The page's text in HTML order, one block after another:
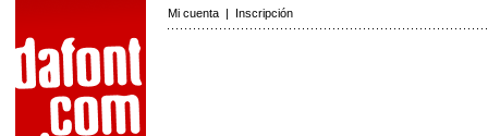
Mi cuenta | Inscripción